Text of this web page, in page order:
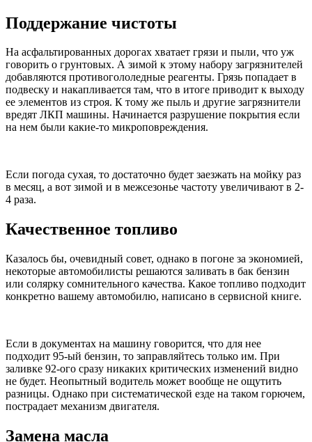
Поддержание чистоты
На асфальтированных дорогах хватает грязи и пыли, что уж
говорить о грунтовых. А зимой к этому набору загрязнителей
добавляются противогололедные реагенты. Грязь попадает в
подвеску и накапливается там, что в итоге приводит к выходу
ее элементов из строя. К тому же пыль и другие загрязнители
вредят ЛКП машины. Начинается разрушение покрытия если
на нем были какие-то микроповреждения.
Если погода сухая, то достаточно будет заезжать на мойку раз
в месяц, а вот зимой и в межсезонье частоту увеличивают в 2-
4 раза.
Качественное топливо
Казалось бы, очевидный совет, однако в погоне за экономией,
некоторые автомобилисты решаются заливать в бак бензин
или солярку сомнительного качества. Какое топливо подходит
конкретно вашему автомобилю, написано в сервисной книге.
Если в документах на машину говорится, что для нее
подходит 95-ый бензин, то заправляйтесь только им. При
заливке 92-ого сразу никаких критических изменений видно
не будет. Неопытный водитель может вообще не ощутить
разницы. Однако при систематической езде на таком горючем,
пострадает механизм двигателя.
Замена масла